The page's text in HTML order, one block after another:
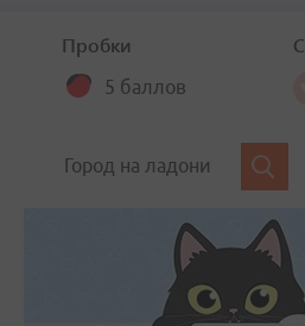
Пробки
5 баллов
Город на ладони